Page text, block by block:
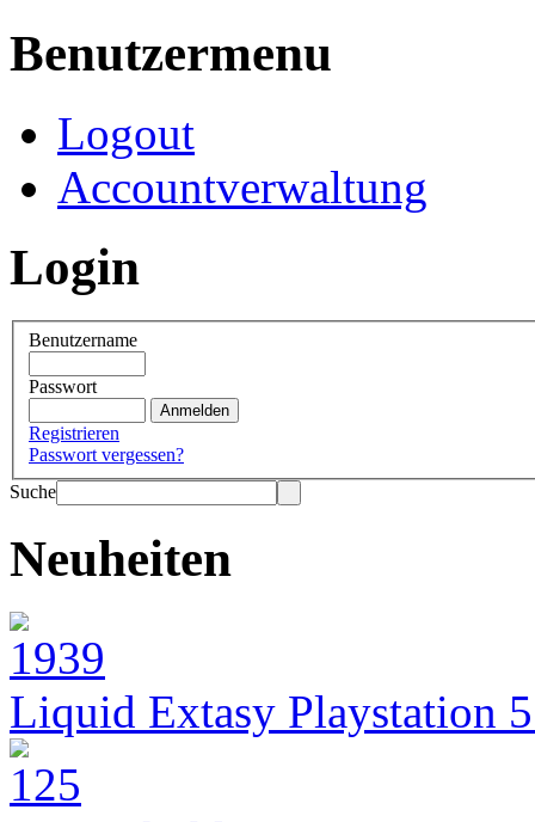
Benutzermenu
Logout
Accountverwaltung
Login
Benutzername
Passwort
Registrieren
Passwort vergessen?
Suche
Neuheiten
Liquid Extasy Playstation